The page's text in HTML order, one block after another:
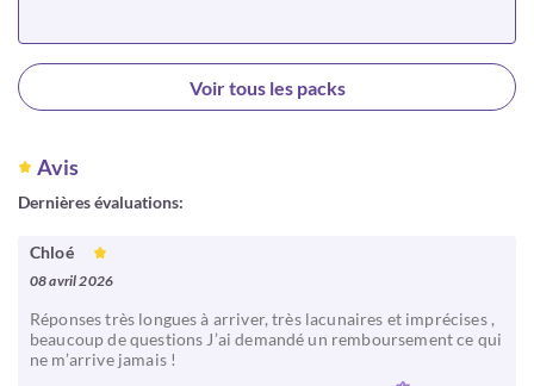
Choisir
Voir tous les packs
Avis
Dernières évaluations:
Chloé
08 avril 2026
Réponses très longues à arriver, très lacunaires et imprécises ,
beaucoup de questions J’ai demandé un remboursement ce qui
ne m’arrive jamais !